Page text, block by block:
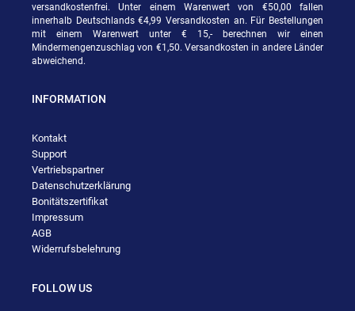
versandkostenfrei. Unter einem Warenwert von €50,00 fallen
innerhalb Deutschlands €4,99 Versandkosten an. Für Bestellungen
mit einem Warenwert unter € 15,- berechnen wir einen
Mindermengenzuschlag von €1,50. Versandkosten in andere Länder
abweichend.
INFORMATION
Kontakt
Support
Vertriebspartner
Datenschutzerklärung
Bonitätszertifikat
Impressum
AGB
Widerrufsbelehrung
FOLLOW US